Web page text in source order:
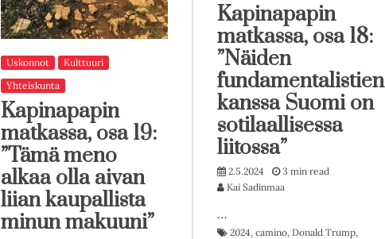
Uskonnot
Kulttuuri
Yhteiskunta
Kapinapapin
matkassa, osa 19:
”Tämä meno
alkaa olla aivan
liian kaupallista
minun makuuni”
Kapinapapin
matkassa, osa 18:
”Näiden
fundamentalistien
kanssa Suomi on
sotilaallisessa
liitossa”
2.5.2024
3 min read
Kai Sadinmaa
…
2024, camino, Donald Trump,